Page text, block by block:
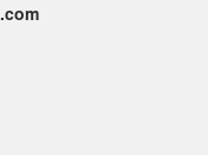
.com